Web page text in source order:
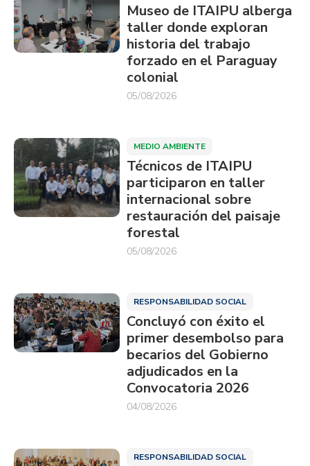
Museo de ITAIPU alberga
taller donde exploran
historia del trabajo
forzado en el Paraguay
colonial
05/08/2026
MEDIO AMBIENTE
Técnicos de ITAIPU
participaron en taller
internacional sobre
restauración del paisaje
forestal
05/08/2026
RESPONSABILIDAD SOCIAL
Concluyó con éxito el
primer desembolso para
becarios del Gobierno
adjudicados en la
Convocatoria 2026
04/08/2026
RESPONSABILIDAD SOCIAL